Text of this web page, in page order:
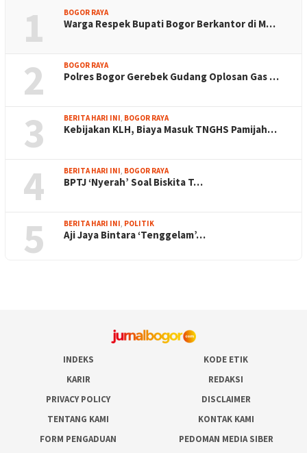
1 BOGOR RAYA
Warga Respek Bupati Bogor Berkantor di M…
2 BOGOR RAYA
Polres Bogor Gerebek Gudang Oplosan Gas …
3 BERITA HARI INI, BOGOR RAYA
Kebijakan KLH, Biaya Masuk TNGHS Pamijah…
4 BERITA HARI INI, BOGOR RAYA
BPTJ ‘Nyerah’ Soal Biskita T…
5 BERITA HARI INI, POLITIK
Aji Jaya Bintara ‘Tenggelam’…
INDEKS
KODE ETIK
KARIR
REDAKSI
PRIVACY POLICY
DISCLAIMER
TENTANG KAMI
KONTAK KAMI
FORM PENGADUAN
PEDOMAN MEDIA SIBER